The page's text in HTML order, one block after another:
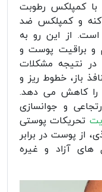
با کمپلکس رطوبت
اکنه و کمپلکس ضد
از این رو به
و براقیت پوست و
نتیجه مشکلات
باز، خطوط ریز و
را کاهش می دهد.
و جوانسازی
تحریکات پوستی
از پوست در برابر
های آزاد و غیره